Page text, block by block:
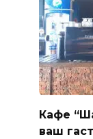
Кафе
ваш